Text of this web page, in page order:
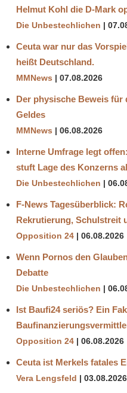
Helmut Kohl die D‑Mark
Die Unbestechlichen
Ceuta war nur das
heißt Deutschland.
MMNews 07.08.2026
Der physische Beweis
Geldes
MMNews 06.08.2026
Interne Umfrage legt
stuft Lage des Konzerns
Die Unbestechlichen
F-News Tagesüberblick:
Rekrutierung, Schulstreit
Opposition 24 06.08.2026
Wenn Pornos den
Debatte
Die Unbestechlichen
Ist Baufi24 seriös? Ein
Opposition 24 06.08.2026
Ceuta ist Merkels fatales
Vera Lengsfeld 03.08.2026